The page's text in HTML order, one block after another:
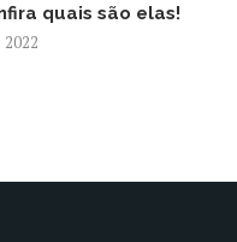
quais são elas!